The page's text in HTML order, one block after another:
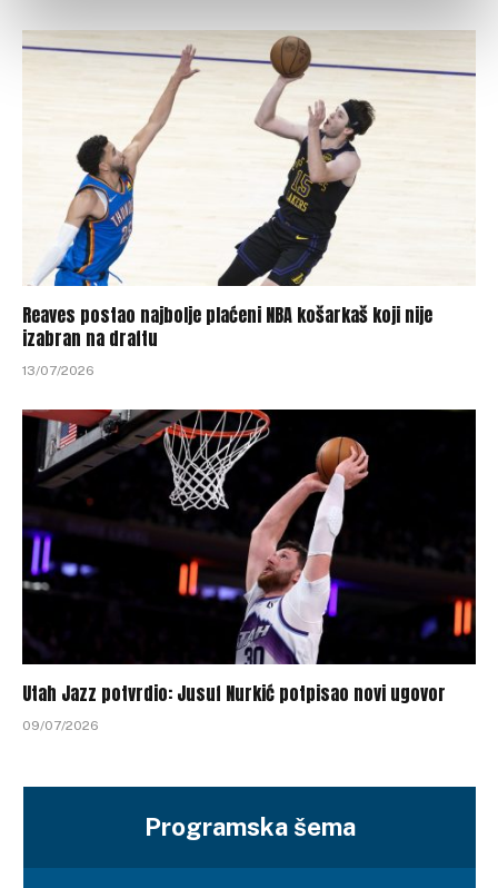
Reaves postao najbolje plaćeni NBA košarkaš koji nije
izabran na draftu
13/07/2026
Utah Jazz potvrdio: Jusuf Nurkić potpisao novi ugovor
09/07/2026
Programska šema